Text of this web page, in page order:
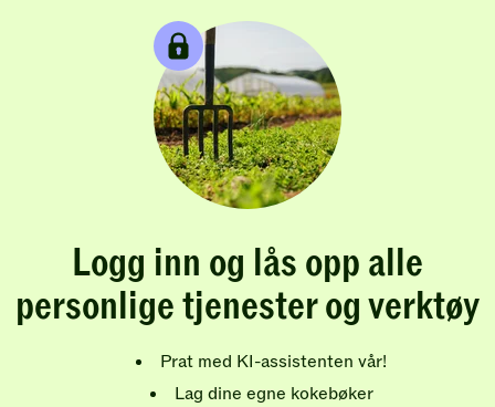
Logg inn og lås opp alle
personlige tjenester og verktøy
Prat med KI-assistenten vår!
Lag dine egne kokebøker